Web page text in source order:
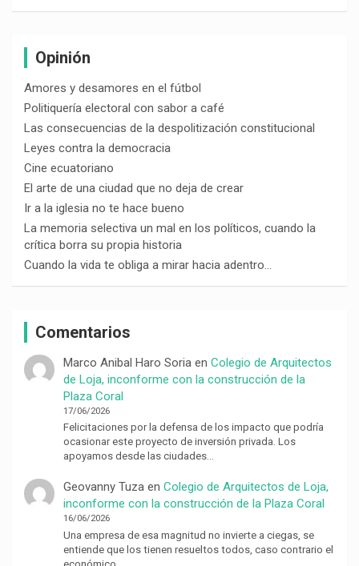
Opinión
Amores y desamores en el fútbol
Politiquería electoral con sabor a café
Las consecuencias de la despolitización constitucional
Leyes contra la democracia
Cine ecuatoriano
El arte de una ciudad que no deja de crear
Ir a la iglesia no te hace bueno
La memoria selectiva un mal en los políticos, cuando la
crítica borra su propia historia
Cuando la vida te obliga a mirar hacia adentro…
Comentarios
Marco Anibal Haro Soriaen Colegio de Arquitectos
de Loja, inconforme con la construcción de la
Plaza Coral
17/06/2026
Felicitaciones por la defensa de los impacto que podría
ocasionar este proyecto de inversión privada. Los
apoyamos desde las ciudades…
Geovanny Tuzaen Colegio de Arquitectos de Loja,
inconforme con la construcción de la Plaza Coral
16/06/2026
Una empresa de esa magnitud no invierte a ciegas, se
entiende que los tienen resueltos todos, caso contrario el